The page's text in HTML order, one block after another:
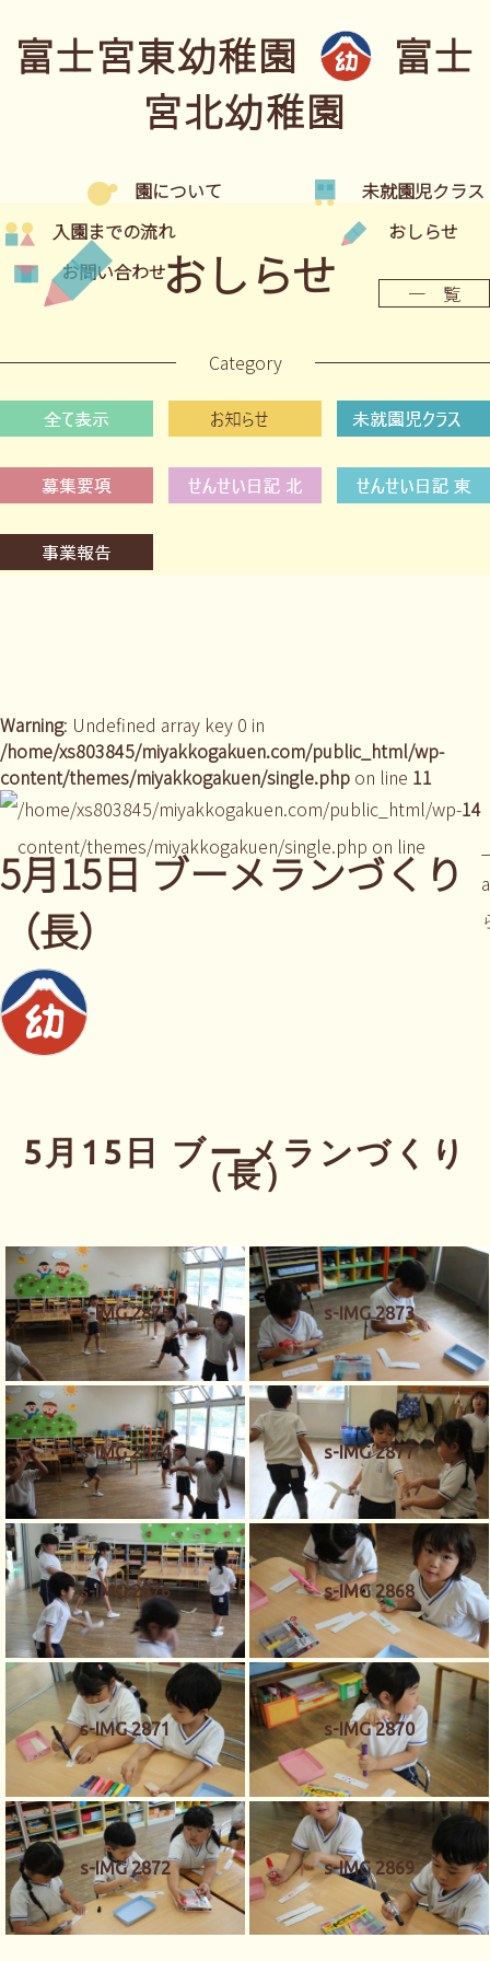
富士宮東幼稚園
富士
宮北幼稚園
園について
未就園児クラス
入園までの流れ
おしらせ
お問い合わせおしらせ 一 覧
Category
Warning: Undefined array key 0 in
/home/xs803845/miyakkogakuen.com/public_html/wp-
content/themes/miyakkogakuen/single.php on line 11
/home/xs803845/miyakkogakuen.com/public_html/wp-
content/themes/miyakkogakuen/single.php on line
14
5月15日 ブーメランづくり
（長）
5月15日 ブーメランづくり
（長）
s-IMG 2875 s-IMG 2873
s-IMG 2874 s-IMG 2877
s-IMG 2876 s-IMG 2868
s-IMG 2871 s-IMG 2870
s-IMG 2872 s-IMG 2869